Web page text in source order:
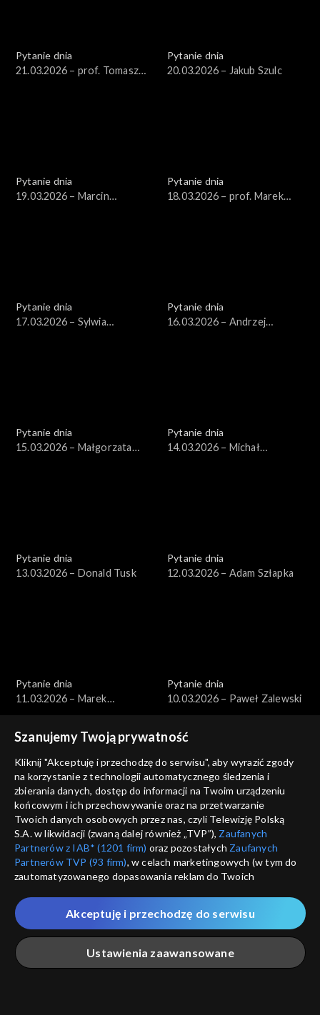
Pytanie dnia
21.03.2026 – prof. Tomasz
Pytanie dnia
20.03.2026 – Jakub Szulc
Pytanie dnia
19.03.2026 – Marcin
Pytanie dnia
18.03.2026 – prof. Marek
Pytanie dnia
17.03.2026 – Sylwia
Pytanie dnia
16.03.2026 – Andrzej
Pytanie dnia
15.03.2026 – Małgorzata
Pytanie dnia
14.03.2026 – Michał
Pytanie dnia
13.03.2026 – Donald Tusk
Pytanie dnia
12.03.2026 – Adam Szłapka
Pytanie dnia
11.03.2026 – Marek
Pytanie dnia
10.03.2026 – Paweł Zalewski
Pytanie dnia
09.03.2026 – Jakub Banaszak
Pytanie dnia
08.03.2026 – Henryka
Pytanie dnia
07.03.2026 – Miłosz Motyka
Pytanie dnia
06.03.2026 – Hanna
Szanujemy Twoją prywatność
Kliknij "Akceptuję i przechodzę do serwisu", aby wyrazić zgody
na korzystanie z technologii automatycznego śledzenia i
zbierania danych, dostęp do informacji na Twoim urządzeniu
końcowym i ich przechowywanie oraz na przetwarzanie
Twoich danych osobowych przez nas, czyli Telewizję Polską
S.A. w likwidacji (zwaną dalej również „TVP”), Zaufanych
Partnerów z IAB* (1201 firm) oraz pozostałych Zaufanych
Partnerów TVP (93 firm), w celach marketingowych (w tym do
zautomatyzowanego dopasowania reklam do Twoich
które wskazujemy poniżej, a także zgody na udostępnianie
przez nas identyfikatora PPID do Google.
Twoje dane osobowe zbierane podczas odwiedzania przez
Ciebie naszych
poszczególnych serwisówzwanych dalej
„Portalem”, w tym informacje zapisywane za pomocą
Ustawienia zaawansowane
Akceptuję i przechodzę do serwisu